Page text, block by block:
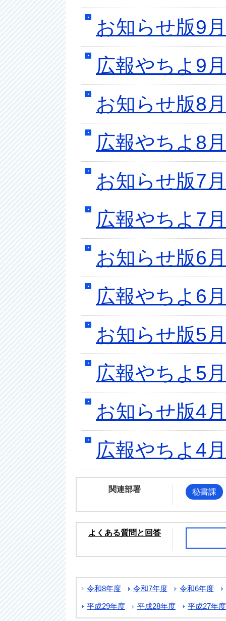
お知らせ版9
広報やちよ9
お知らせ版8
広報やちよ8
お知らせ版7
広報やちよ7
お知らせ版6
広報やちよ6
お知らせ版5
広報やちよ5
お知らせ版4
広報やちよ4
関連部署 秘書課
よくある質問と回答
令和8年度 令和7年度 令和6年度
平成29年度 平成28年度 平成27年度